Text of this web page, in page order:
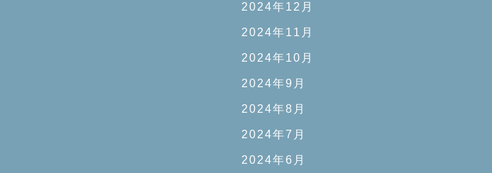
2024年12月
2024年11月
2024年10月
2024年9月
2024年8月
2024年7月
2024年6月